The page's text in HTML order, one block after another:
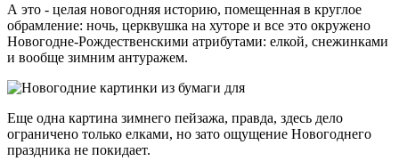
А это - целая новогодняя историю, помещенная в круглое
обрамление: ночь, церквушка на хуторе и все это окружено
Новогодне-Рождественскими атрибутами: елкой, снежинками
и вообще зимним антуражем.
Еще одна картина зимнего пейзажа, правда, здесь дело
ограничено только елками, но зато ощущение Новогоднего
праздника не покидает.